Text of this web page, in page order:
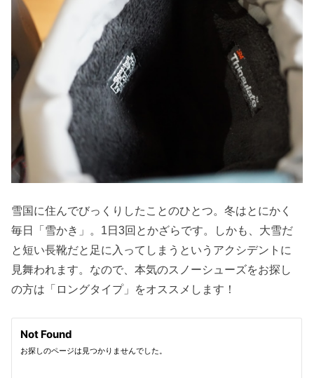
雪国に住んでびっくりしたことのひとつ。冬はとにかく
毎日「雪かき」。1日3回とかざらです。しかも、大雪だ
と短い長靴だと足に入ってしまうというアクシデントに
見舞われます。なので、本気のスノーシューズをお探し
の方は「ロングタイプ」をオススメします！